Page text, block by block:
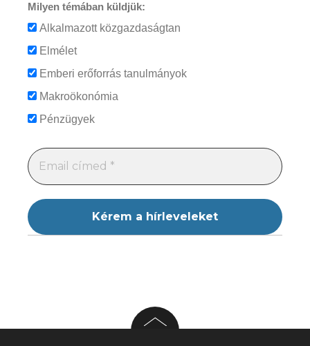
Milyen témában küldjük:
Alkalmazott közgazdaságtan
Elmélet
Emberi erőforrás tanulmányok
Makroökonómia
Pénzügyek